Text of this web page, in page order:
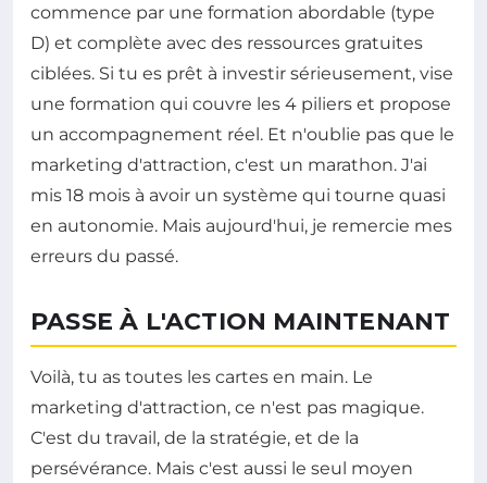
commence par une formation abordable (type
D) et complète avec des ressources gratuites
ciblées. Si tu es prêt à investir sérieusement, vise
une formation qui couvre les 4 piliers et propose
un accompagnement réel. Et n'oublie pas que le
marketing d'attraction, c'est un marathon. J'ai
mis 18 mois à avoir un système qui tourne quasi
en autonomie. Mais aujourd'hui, je remercie mes
erreurs du passé.
PASSE À L'ACTION MAINTENANT
Voilà, tu as toutes les cartes en main. Le
marketing d'attraction, ce n'est pas magique.
C'est du travail, de la stratégie, et de la
persévérance. Mais c'est aussi le seul moyen